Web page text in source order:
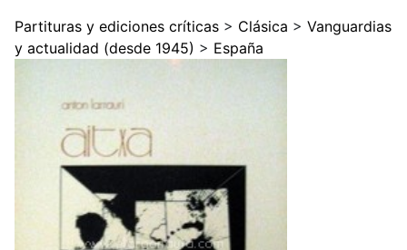
Partituras y ediciones críticas > Clásica > Vanguardias
y actualidad (desde 1945) > España